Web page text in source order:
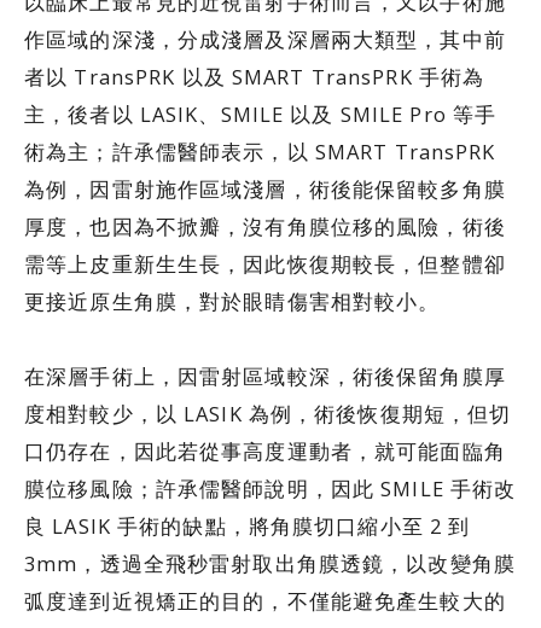
作區域的深淺，分成淺層及深層兩大類型，其中前
者以 TransPRK 以及 SMART TransPRK 手術為
主，後者以 LASIK、SMILE 以及 SMILE Pro 等手
術為主；許承儒醫師表示，以 SMART TransPRK
為例，因雷射施作區域淺層，術後能保留較多角膜
厚度，也因為不掀瓣，沒有角膜位移的風險，術後
需等上皮重新生生長，因此恢復期較長，但整體卻
更接近原生角膜，對於眼睛傷害相對較小。
在深層手術上，因雷射區域較深，術後保留角膜厚
度相對較少，以 LASIK 為例，術後恢復期短，但切
口仍存在，因此若從事高度運動者，就可能面臨角
膜位移風險；許承儒醫師說明，因此 SMILE 手術改
良 LASIK 手術的缺點，將角膜切口縮小至 2 到
3mm，透過全飛秒雷射取出角膜透鏡，以改變角膜
弧度達到近視矯正的目的，不僅能避免產生較大的